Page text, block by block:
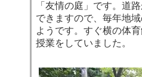
「友情の庭」です。道
できますので、毎年地
ようです。すぐ横の体
授業をしていました。